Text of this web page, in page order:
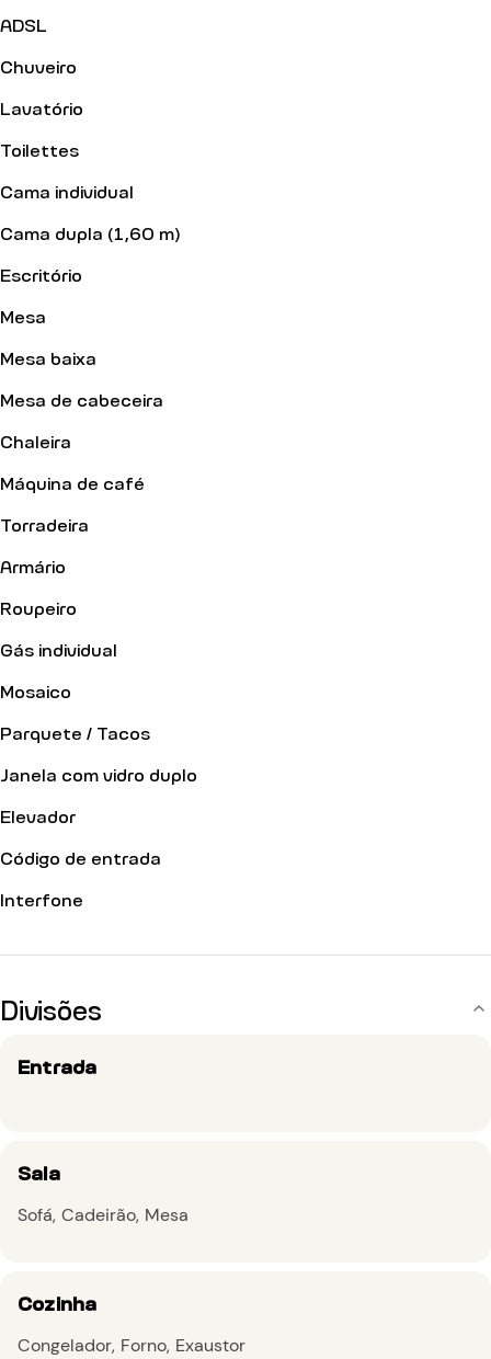
ADSL
Chuveiro
Lavatório
Toilettes
Cama individual
Cama dupla (1,60 m)
Escritório
Mesa
Mesa baixa
Mesa de cabeceira
Chaleira
Máquina de café
Torradeira
Armário
Roupeiro
Gás individual
Mosaico
Parquete / Tacos
Janela com vidro duplo
Elevador
Código de entrada
Interfone
Divisões
Entrada
Sala
Sofá Cadeirão Mesa
Cozinha
Congelador Forno Exaustor